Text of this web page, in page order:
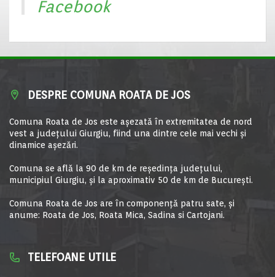
Facebook
DESPRE COMUNA ROATA DE JOS
Comuna Roata de Jos este aşezată în extremitatea de nord
vest a judeţului Giurgiu, fiind una dintre cele mai vechi şi
dinamice aşezări.
Comuna se află la 90 de km de reşedinţa judeţului,
municipiul Giurgiu, şi la aproximativ 50 de km de Bucureşti.
Comuna Roata de Jos are în componență patru sate, și
anume: Roata de Jos, Roata Mica, Sadina si Cartojani.
TELEFOANE UTILE